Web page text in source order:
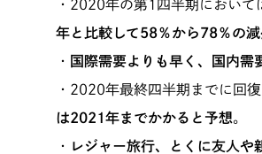
・2020年の第1四半期において
年と比較して58％から78％の減
・ 国際需要よりも早く、国内需
・2020年最終四半期までに回
は2021年までかかると予想。
・ レジャー旅行、とくに友人や